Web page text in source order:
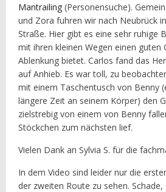
Mantrailing (Personensuche).
und Zora fuhren wir nach Neubrück
Straße. Hier gibt es eine sehr ruhige
mit ihren kleinen Wegen einen guten
Ablenkung bietet. Carlos fand das
auf Anhieb. Es war toll, zu
mit einem Taschentusch von Benny
längere Zeit an seinem Körper) den
zielstrebig von einem von Benny
Stöckchen zum nächsten lief.
Vielen Dank an Sylvia S. für die
In dem Video sind leider nur die
der zweiten Route zu sehen.